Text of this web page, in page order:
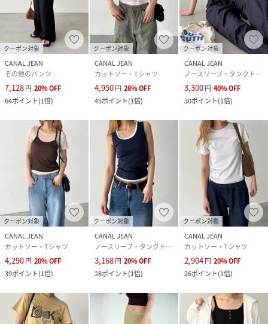
クーポン対象
CANAL JEAN
その他のパンツ
7,128円 20%OFF
64ポイント(1倍)
クーポン対象
CANAL JEAN
カットソー・Tシャツ
4,950円 28%OFF
45ポイント(1倍)
クーポン対象
CANAL JEAN
ノースリーブ・タンクトップ
3,300円 40%OFF
30ポイント(1倍)
クーポン対象
CANAL JEAN
カットソー・Tシャツ
4,290円 20%OFF
39ポイント(1倍)
クーポン対象
CANAL JEAN
ノースリーブ・タンクトップ
3,168円 20%OFF
28ポイント(1倍)
クーポン対象
CANAL JEAN
カットソー・Tシャツ
2,904円 20%OFF
26ポイント(1倍)